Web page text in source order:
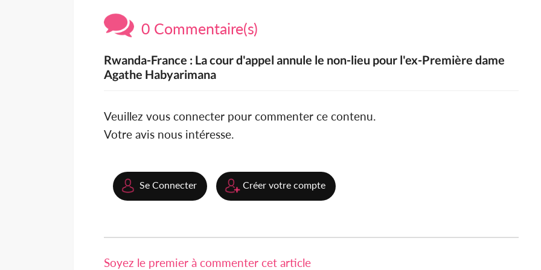
0 Commentaire(s)
Rwanda-France : La cour d'appel annule le non-lieu pour l'ex-Première dame
Agathe Habyarimana
Veuillez vous connecter pour commenter ce contenu.
Votre avis nous intéresse.
Se Connecter Créer votre compte
Soyez le premier à commenter cet article